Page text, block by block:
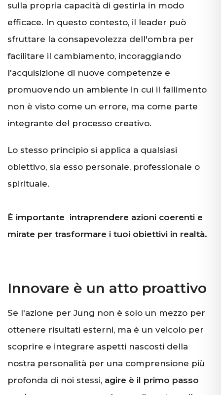
sulla propria capacità di gestirla in modo
efficace. In questo contesto, il leader può
sfruttare la consapevolezza dell'ombra per
facilitare il cambiamento, incoraggiando
l'acquisizione di nuove competenze e
promuovendo un ambiente in cui il fallimento
non è visto come un errore, ma come parte
integrante del processo creativo.
Lo stesso principio si applica a qualsiasi
obiettivo, sia esso personale, professionale o
spirituale.
È importante intraprendere azioni coerenti e
mirate per trasformare i tuoi obiettivi in realtà.
Innovare è un atto proattivo
Se l'azione per Jung non è solo un mezzo per
ottenere risultati esterni, ma è un veicolo per
scoprire e integrare aspetti nascosti della
nostra personalità per una comprensione più
profonda di noi stessi, agire è il primo passo